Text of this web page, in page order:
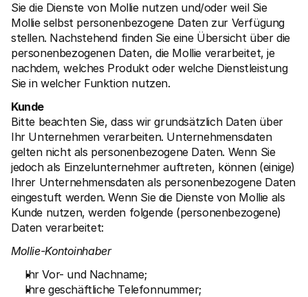
Sie die Dienste von Mollie nutzen und/oder weil Sie
Mollie selbst personenbezogene Daten zur Verfügung
stellen. Nachstehend finden Sie eine Übersicht über die
personenbezogenen Daten, die Mollie verarbeitet, je
nachdem, welches Produkt oder welche Dienstleistung
Sie in welcher Funktion nutzen.
Kunde
Bitte beachten Sie, dass wir grundsätzlich Daten über
Ihr Unternehmen verarbeiten. Unternehmensdaten
gelten nicht als personenbezogene Daten. Wenn Sie
jedoch als Einzelunternehmer auftreten, können (einige)
Ihrer Unternehmensdaten als personenbezogene Daten
eingestuft werden. Wenn Sie die Dienste von Mollie als
Kunde nutzen, werden folgende (personenbezogene)
Daten verarbeitet:
Mollie-Kontoinhaber
Ihr Vor- und Nachname;
Ihre geschäftliche Telefonnummer;